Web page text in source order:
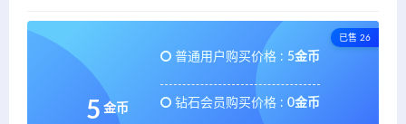
已售 26
5 金币
普通用户购买价格 : 5金币
钻石会员购买价格 : 0金币